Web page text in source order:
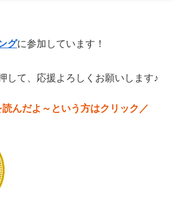
グに参加しています！
して、応援よろしくお願いします♪
読んだよ～という方はクリック／